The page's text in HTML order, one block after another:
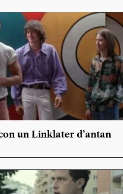
un Linklater d’antan